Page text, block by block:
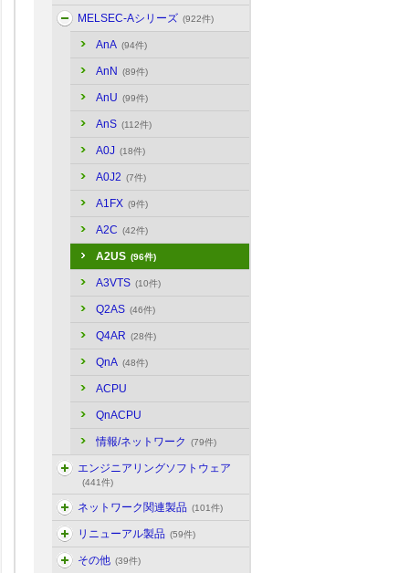
MELSEC-Aシリーズ (922件)
AnA (94件)
AnN (89件)
AnU (99件)
AnS (112件)
A0J (18件)
A0J2 (7件)
A1FX (9件)
A2C (42件)
A2US (96件)
A3VTS (10件)
Q2AS (46件)
Q4AR (28件)
QnA (48件)
ACPU
QnACPU
情報/ネットワーク (79件)
エンジニアリングソフトウェア
(441件)
ネットワーク関連製品 (101件)
リニューアル製品 (59件)
その他 (39件)